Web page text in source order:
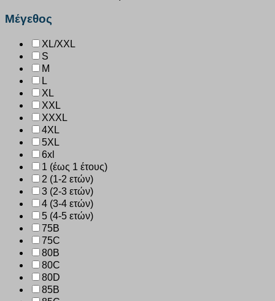
Μέγεθος
XL/XXL
S
M
L
XL
XXL
XXXL
4XL
5XL
6xl
1 (έως 1 έτους)
2 (1-2 ετών)
3 (2-3 ετών)
4 (3-4 ετών)
5 (4-5 ετών)
75B
75C
80B
80C
80D
85B